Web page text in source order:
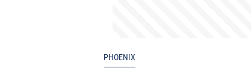
PHOENIX